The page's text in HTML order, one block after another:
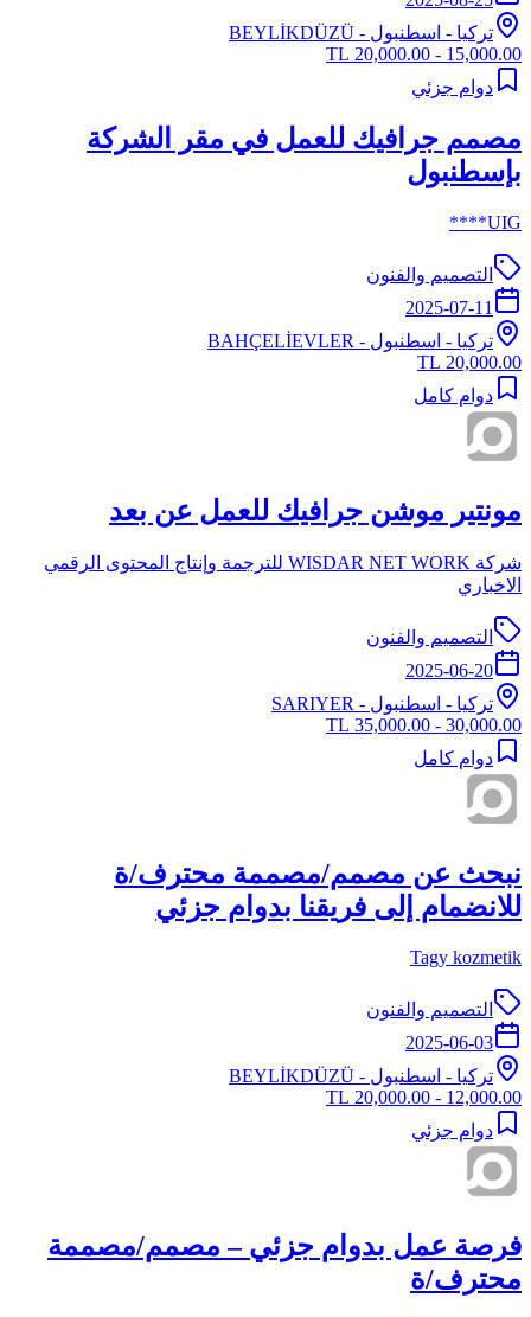
تركيا - اسطنبول - BEYLİKDÜZÜ
15,000.00 - 20,000.00 TL
دوام جزئي
مصمم جرافيك للعمل في مقر الشركة
بإسطنبول
UIG****
التصميم والفنون
2025-07-11
تركيا - اسطنبول - BAHÇELİEVLER
20,000.00 TL
دوام كامل
مونتير موشن جرافيك للعمل عن بعد
شركة WISDAR NET WORK للترجمة وإنتاج المحتوى الرقمي
الاخباري
التصميم والفنون
2025-06-20
تركيا - اسطنبول - SARIYER
30,000.00 - 35,000.00 TL
دوام كامل
نبحث عن مصمم/مصممة محترف/ة
للانضمام إلى فريقنا بدوام جزئي
Tagy kozmetik
التصميم والفنون
2025-06-03
تركيا - اسطنبول - BEYLİKDÜZÜ
12,000.00 - 20,000.00 TL
دوام جزئي
فرصة عمل بدوام جزئي – مصمم/مصممة
محترف/ة